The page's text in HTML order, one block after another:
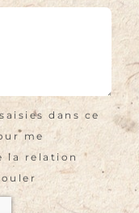
dans ce
me
la relation